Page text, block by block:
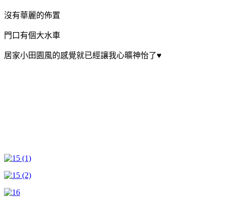
沒有華麗的佈置
門口有個大水車
居家小田園風的感覺就已經讓我心曠神怡了♥